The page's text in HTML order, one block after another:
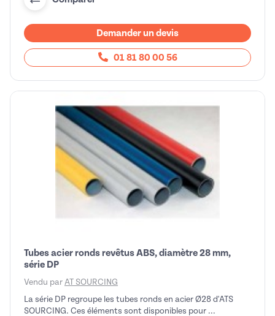
Demander un devis
01 81 80 00 56
Tubes acier ronds revêtus ABS, diamètre 28 mm,
série DP
Vendu par AT SOURCING
La série DP regroupe les tubes ronds en acier Ø28 d'ATS
SOURCING. Ces éléments sont disponibles pour ...